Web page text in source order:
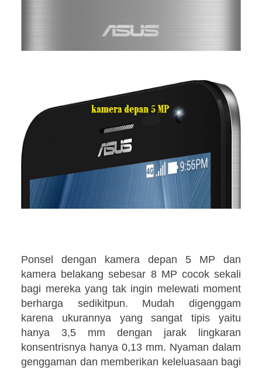
Ponsel dengan kamera depan 5 MP dan
kamera belakang sebesar 8 MP cocok sekali
bagi mereka yang tak ingin melewati moment
berharga sedikitpun. Mudah digenggam
karena ukurannya yang sangat tipis yaitu
hanya 3,5 mm dengan jarak lingkaran
konsentrisnya hanya 0,13 mm. Nyaman dalam
genggaman dan memberikan keleluasaan bagi